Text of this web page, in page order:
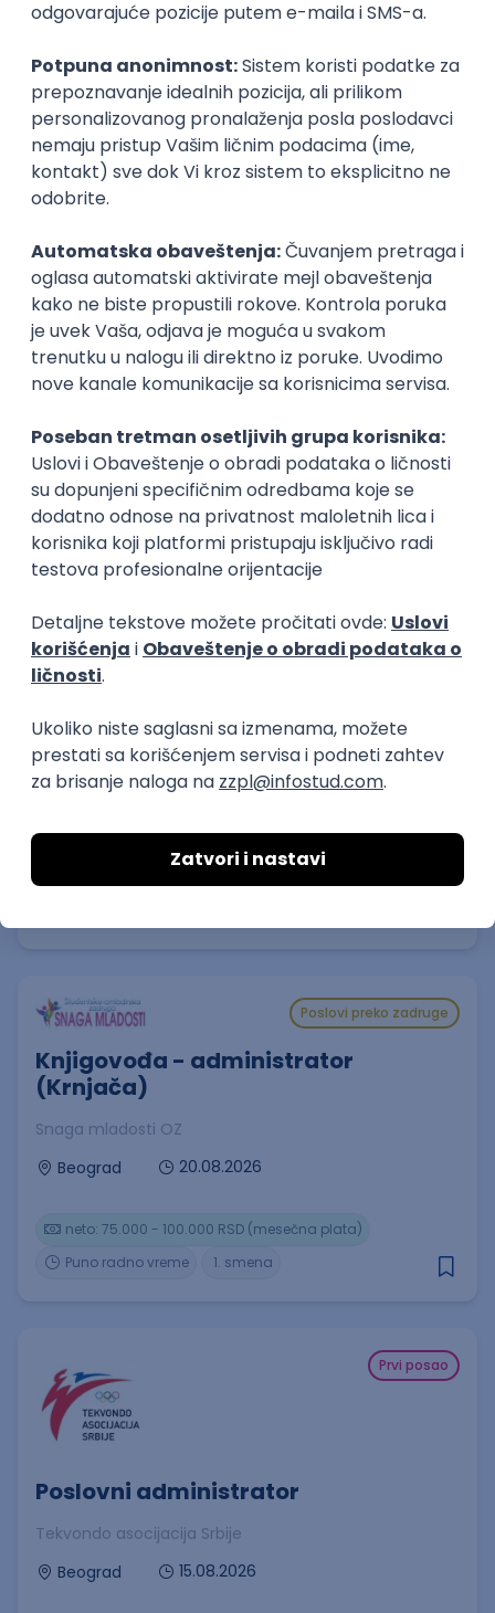
BSH kućni aparati d.o.o.
Nije potrebno radno iskustvo
Puno radno vreme
Praktikant za PR i digitalne
komunikacije
Beograd | Hibrid
22.08.2026
Nepuno radno vreme
Prakse
Pripravnik – diplomirani
ekonomista
15.08.2026
Poslovi preko zadruge
Knjigovođa - administrator
(Krnjača)
Snaga mladosti OZ
Beograd
20.08.2026
1. smena
Puno radno vreme
neto: 75.000 - 100.000 RSD (mesečna plata)
Prvi posao
Poslovni administrator
Tekvondo asocijacija Srbije
Beograd
15.08.2026